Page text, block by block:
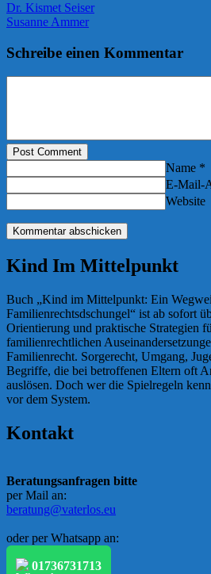
Dr. Kismet Seiser
Susanne Ammer
Schreibe einen Kommentar
Post Comment
Name *
E-Mail-
Website
Kind Im Mittelpunkt
Buch „Kind im Mittelpunkt: Ein
Familienrechtsdschungel“ ist ab sofort
Orientierung und praktische Strategien
familienrechtlichen
Familienrecht. Sorgerecht, Umgang,
Begriffe, die bei betroffenen Eltern oft
auslösen. Doch wer die Spielregeln
vor dem System.
Kontakt
Beratungsanfragen bitte
per Mail an:
beratung@vaterlos.eu
oder per Whatsapp an:
01736731713